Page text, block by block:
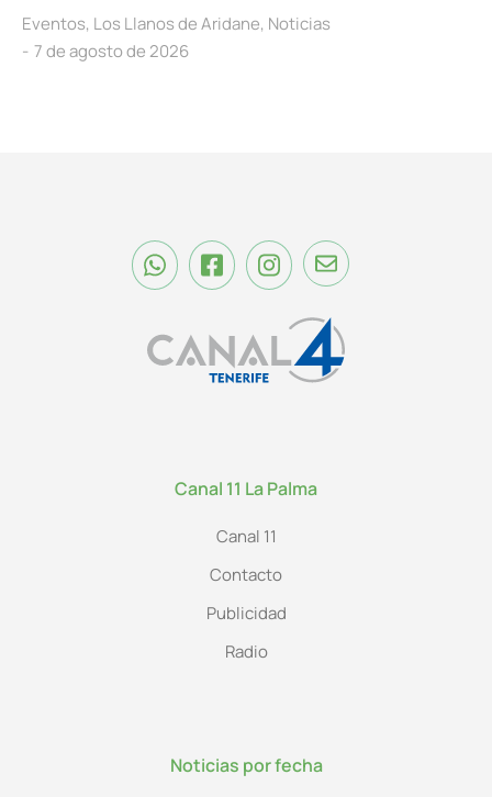
Eventos, Los Llanos de Aridane, Noticias
7 de agosto de 2026
Canal 11 La Palma
Canal 11
Contacto
Publicidad
Radio
Noticias por fecha